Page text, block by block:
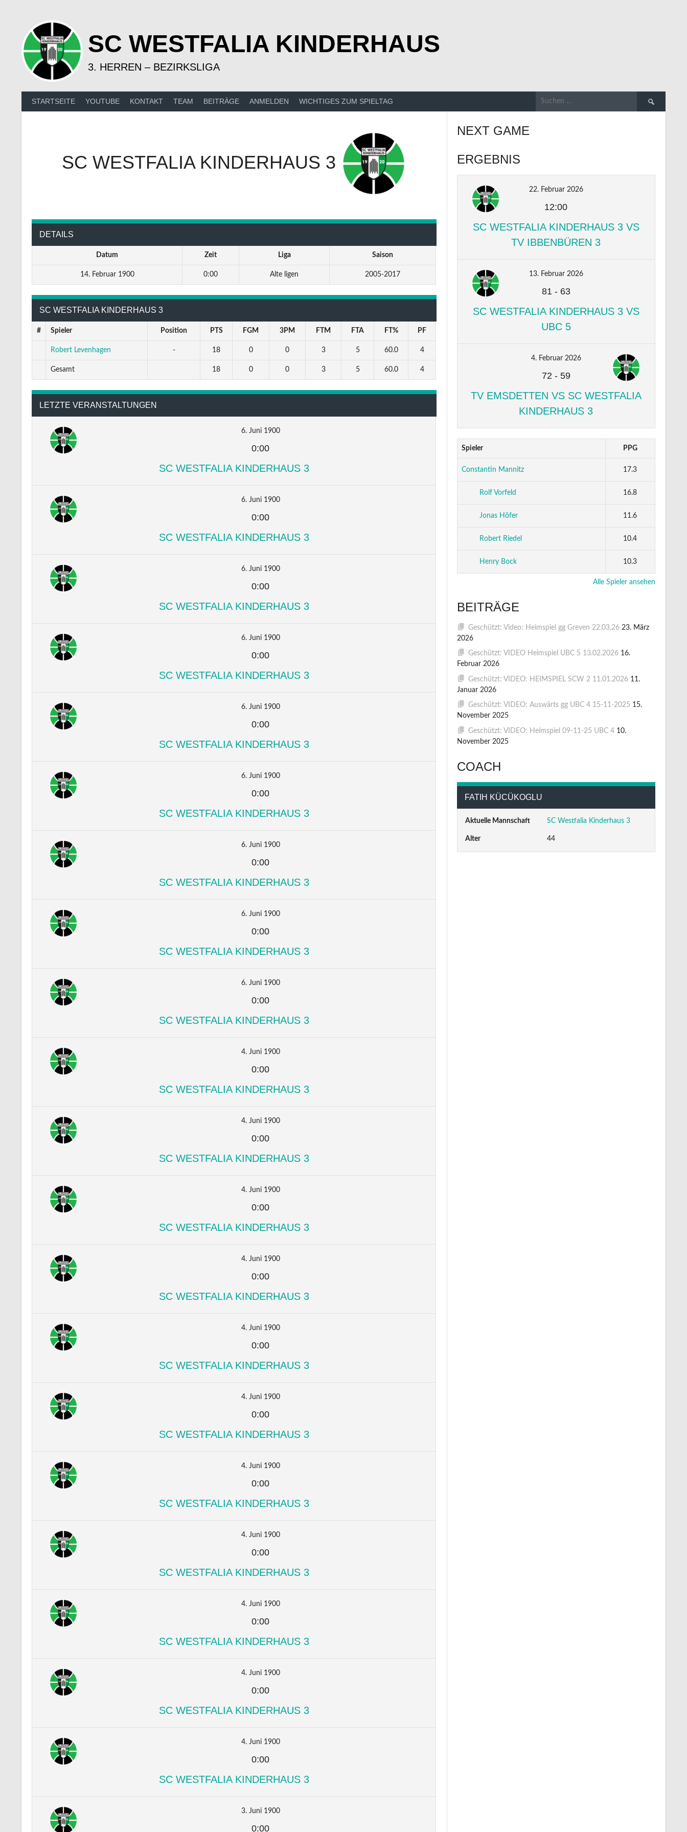
SC WESTFALIA KINDERHAUS
3. HERREN – BEZIRKSLIGA
STARTSEITE YOUTUBE KONTAKT TEAM BEITRÄGE ANMELDEN WICHTIGES ZUM SPIELTAG
Suchen
SC WESTFALIA KINDERHAUS 3
DETAILS
Datum Zeit Liga Saison
14. Februar 1900 0:00 Alte ligen 2005-2017
SC WESTFALIA KINDERHAUS 3
# Spieler Position PTS FGM 3PM FTM FTA FT% PF
Robert Levenhagen - 18 0 0 3 5 60.0 4
Gesamt 18 0 0 3 5 60.0 4
LETZTE VERANSTALTUNGEN
6. Juni 1900
0:00
SC WESTFALIA KINDERHAUS 3
6. Juni 1900
0:00
SC WESTFALIA KINDERHAUS 3
6. Juni 1900
0:00
SC WESTFALIA KINDERHAUS 3
6. Juni 1900
0:00
SC WESTFALIA KINDERHAUS 3
6. Juni 1900
0:00
SC WESTFALIA KINDERHAUS 3
6. Juni 1900
0:00
SC WESTFALIA KINDERHAUS 3
6. Juni 1900
0:00
SC WESTFALIA KINDERHAUS 3
6. Juni 1900
0:00
SC WESTFALIA KINDERHAUS 3
6. Juni 1900
0:00
SC WESTFALIA KINDERHAUS 3
4. Juni 1900
0:00
SC WESTFALIA KINDERHAUS 3
4. Juni 1900
0:00
SC WESTFALIA KINDERHAUS 3
4. Juni 1900
0:00
SC WESTFALIA KINDERHAUS 3
4. Juni 1900
0:00
SC WESTFALIA KINDERHAUS 3
4. Juni 1900
0:00
SC WESTFALIA KINDERHAUS 3
4. Juni 1900
0:00
SC WESTFALIA KINDERHAUS 3
4. Juni 1900
0:00
SC WESTFALIA KINDERHAUS 3
4. Juni 1900
0:00
SC WESTFALIA KINDERHAUS 3
4. Juni 1900
0:00
SC WESTFALIA KINDERHAUS 3
4. Juni 1900
0:00
SC WESTFALIA KINDERHAUS 3
4. Juni 1900
0:00
SC WESTFALIA KINDERHAUS 3
3. Juni 1900
0:00
NEXT GAME
ERGEBNIS
22. Februar 2026
12:00
SC WESTFALIA KINDERHAUS 3 VS
TV IBBENBÜREN 3
13. Februar 2026
81- 63
SC WESTFALIA KINDERHAUS 3 VS
UBC 5
4. Februar 2026
72- 59
TV EMSDETTEN VS SC WESTFALIA
KINDERHAUS 3
Spieler PPG
Constantin Mannitz 17.3
Rolf Vorfeld 16.8
Jonas Höfer 11.6
Robert Riedel 10.4
Henry Bock 10.3
Alle Spieler ansehen
BEITRÄGE
Geschützt: Video: Heimspiel gg Greven 22.03.26 23. März
2026
Geschützt: VIDEO Heimspiel UBC 5 13.02.2026 16.
Februar 2026
Geschützt: VIDEO: HEIMSPIEL SCW 2 11.01.2026 11.
Januar 2026
Geschützt: VIDEO: Auswärts gg UBC 4 15-11-2025 15.
November 2025
Geschützt: VIDEO: Heimspiel 09-11-25 UBC 4 10.
November 2025
COACH
FATIH KÜCÜKOGLU
Aktuelle Mannschaft SC Westfalia Kinderhaus 3
Alter 44